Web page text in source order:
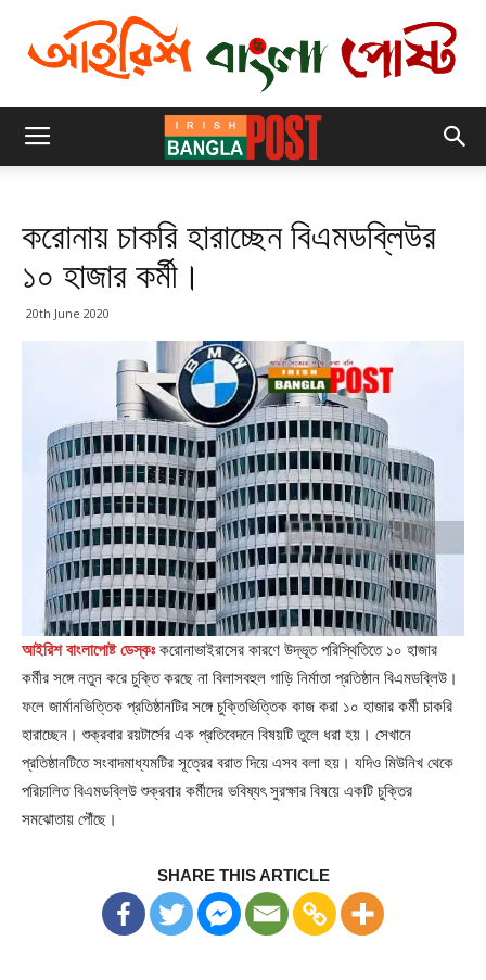
করোনায় চাকরি হারাচ্ছেন বিএমডব্লিউর
১০ হাজার কর্মী।
20th June 2020
আইরিশ বাংলাপোষ্ট ডেস্কঃ করোনাভাইরাসের কারণে উদ্ভূত পরিস্থিতিতে ১০ হাজার
কর্মীর সঙ্গে নতুন করে চুক্তি করছে না বিলাসবহুল গাড়ি নির্মাতা প্রতিষ্ঠান বিএমডব্লিউ।
ফলে জার্মানভিত্তিক প্রতিষ্ঠানটির সঙ্গে চুক্তিভিত্তিক কাজ করা ১০ হাজার কর্মী চাকরি
হারাচ্ছেন। শুক্রবার রয়টার্সের এক প্রতিবেদনে বিষয়টি তুলে ধরা হয়। সেখানে
প্রতিষ্ঠানটিতে সংবাদমাধ্যমটির সূত্রের বরাত দিয়ে এসব বলা হয়। যদিও মিউনিখ থেকে
পরিচালিত বিএমডব্লিউ শুক্রবার কর্মীদের ভবিষ্যৎ সুরক্ষার বিষয়ে একটি চুক্তির
সমঝোতায় পৌঁছে।
SHARE THIS ARTICLE